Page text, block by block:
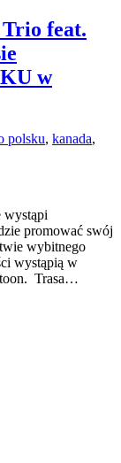
feat.
w
polsku, kanada,
wystąpi
promować swój
wybitnego
wystąpią w
Trasa…